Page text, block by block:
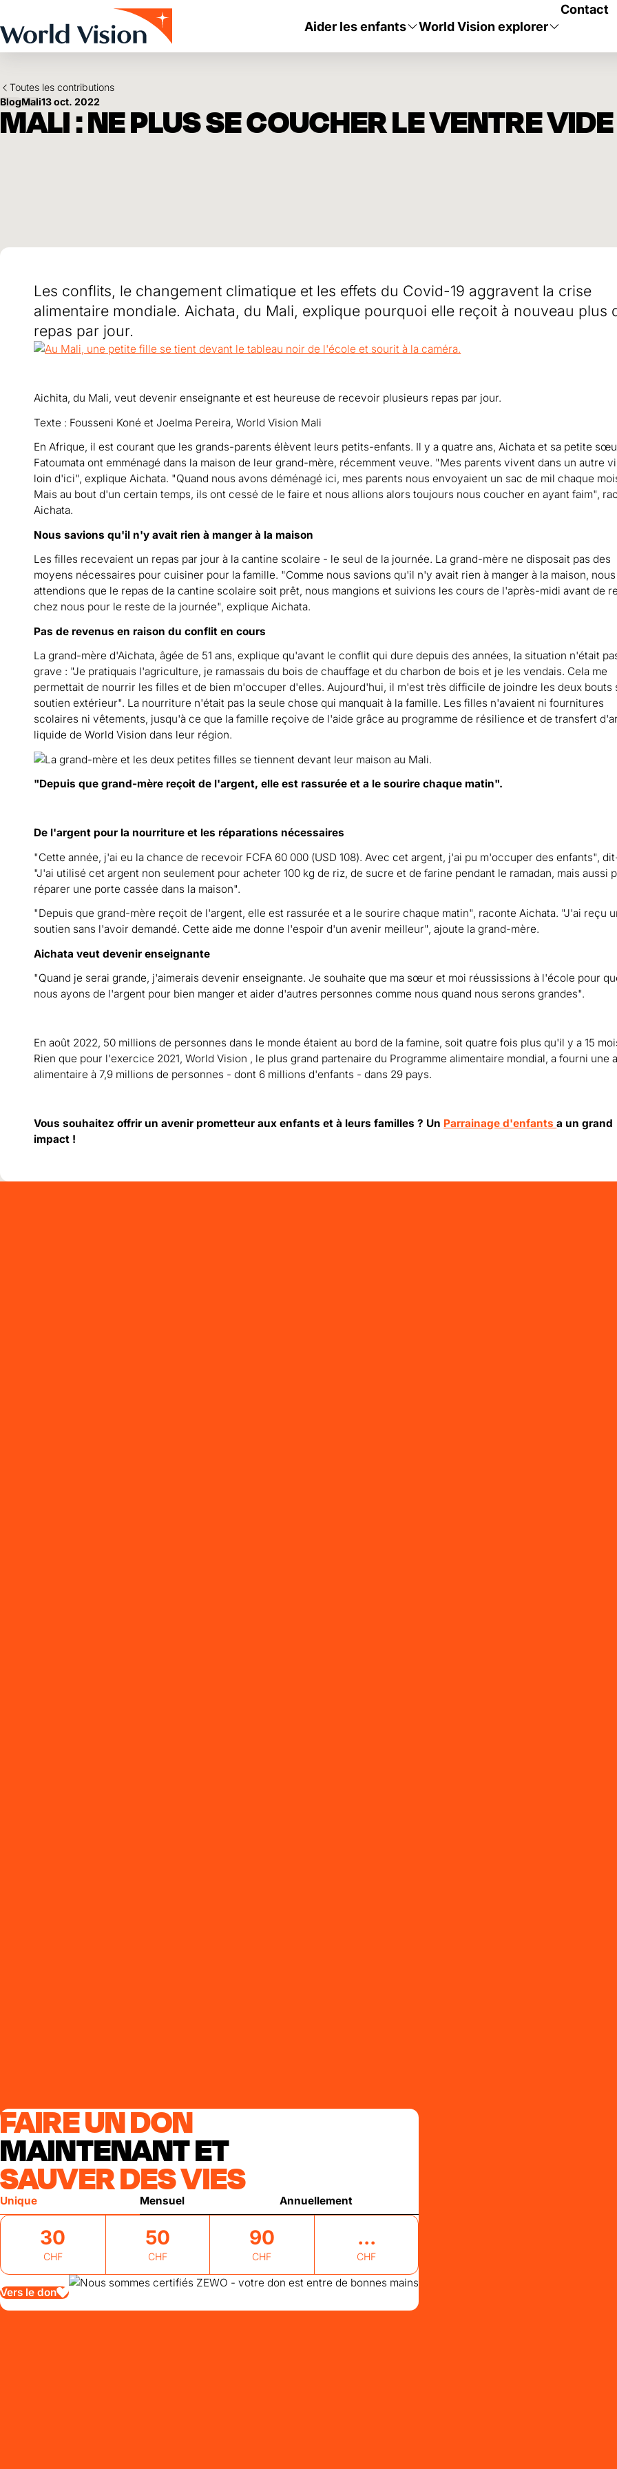
Aider les enfants World Vision explorer
Contact
Toutes les contributions
BlogMali13 oct. 2022
MALI : NE PLUS SE COUCHER LE VENTRE VIDE
Les conflits, le changement climatique et les effets du Covid-19 aggravent la crise
alimentaire mondiale. Aichata, du Mali, explique pourquoi elle reçoit à nouveau plus
repas par jour.
Aichita, du Mali, veut devenir enseignante et est heureuse de recevoir plusieurs repas par jour.
Texte : Fousseni Koné et Joelma Pereira, World Vision Mali
En Afrique, il est courant que les grands-parents élèvent leurs petits-enfants. Il y a quatre ans, Aichata et sa petite
Fatoumata ont emménagé dans la maison de leur grand-mère, récemment veuve. "Mes parents vivent dans un autre
loin d'ici", explique Aichata. "Quand nous avons déménagé ici, mes parents nous envoyaient un sac de mil chaque
Mais au bout d'un certain temps, ils ont cessé de le faire et nous allions alors toujours nous coucher en ayant faim",
Aichata.
Nous savions qu'il n'y avait rien à manger à la maison
Les filles recevaient un repas par jour à la cantine scolaire - le seul de la journée. La grand-mère ne disposait pas des
moyens nécessaires pour cuisiner pour la famille. "Comme nous savions qu'il n'y avait rien à manger à la maison, nous
attendions que le repas de la cantine scolaire soit prêt, nous mangions et suivions les cours de l'après-midi avant de
chez nous pour le reste de la journée", explique Aichata.
Pas de revenus en raison du conflit en cours
La grand-mère d'Aichata, âgée de 51 ans, explique qu'avant le conflit qui dure depuis des années, la situation n'était
grave : "Je pratiquais l'agriculture, je ramassais du bois de chauffage et du charbon de bois et je les vendais. Cela me
permettait de nourrir les filles et de bien m'occuper d'elles. Aujourd'hui, il m'est très difficile de joindre les deux bouts
soutien extérieur". La nourriture n'était pas la seule chose qui manquait à la famille. Les filles n'avaient ni fournitures
scolaires ni vêtements, jusqu'à ce que la famille reçoive de l'aide grâce au programme de résilience et de transfert
liquide de World Vision dans leur région.
"Depuis que grand-mère reçoit de l'argent, elle est rassurée et a le sourire chaque matin".
De l'argent pour la nourriture et les réparations nécessaires
"Cette année, j'ai eu la chance de recevoir FCFA 60 000 (USD 108). Avec cet argent, j'ai pu m'occuper des enfants",
"J'ai utilisé cet argent non seulement pour acheter 100 kg de riz, de sucre et de farine pendant le ramadan, mais aussi
réparer une porte cassée dans la maison".
"Depuis que grand-mère reçoit de l'argent, elle est rassurée et a le sourire chaque matin", raconte Aichata. "J'ai reçu
soutien sans l'avoir demandé. Cette aide me donne l'espoir d'un avenir meilleur", ajoute la grand-mère.
Aichata veut devenir enseignante
"Quand je serai grande, j'aimerais devenir enseignante. Je souhaite que ma sœur et moi réussissions à l'école pour
nous ayons de l'argent pour bien manger et aider d'autres personnes comme nous quand nous serons grandes".
En août 2022, 50 millions de personnes dans le monde étaient au bord de la famine, soit quatre fois plus qu'il y a 15
Rien que pour l'exercice 2021, World Vision , le plus grand partenaire du Programme alimentaire mondial, a fourni une
alimentaire à 7,9 millions de personnes - dont 6 millions d'enfants - dans 29 pays.
Vous souhaitez offrir un avenir prometteur aux enfants et à leurs familles ? Un Parrainage d'enfantsa un grand
impact !
FAIRE UN DON
MAINTENANT ET
SAUVER DES VIES
Unique Mensuel Annuellement
30
CHF
50
CHF
90
CHF CHF
Vers le don